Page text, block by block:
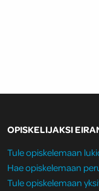
OPISKELIJAKSI
Tule opiskelemaan
Hae opiskelemaan
Tule opiskelemaan